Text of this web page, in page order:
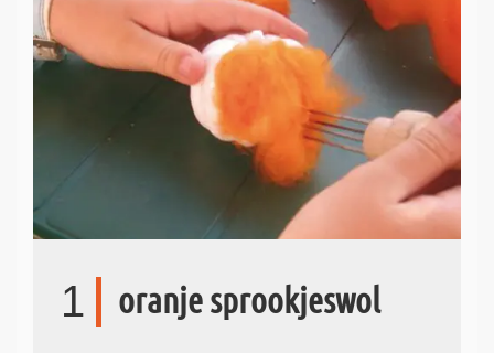
1 oranje sprookjeswol